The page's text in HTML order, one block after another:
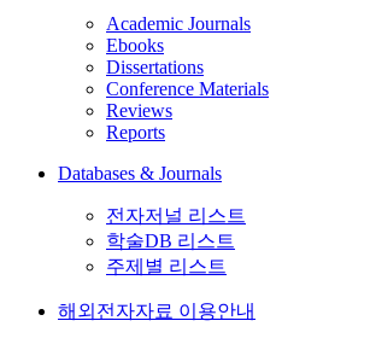
Academic Journals
Ebooks
Dissertations
Conference Materials
Reviews
Reports
Databases & Journals
전자저널 리스트
학술DB 리스트
주제별 리스트
해외전자자료 이용안내